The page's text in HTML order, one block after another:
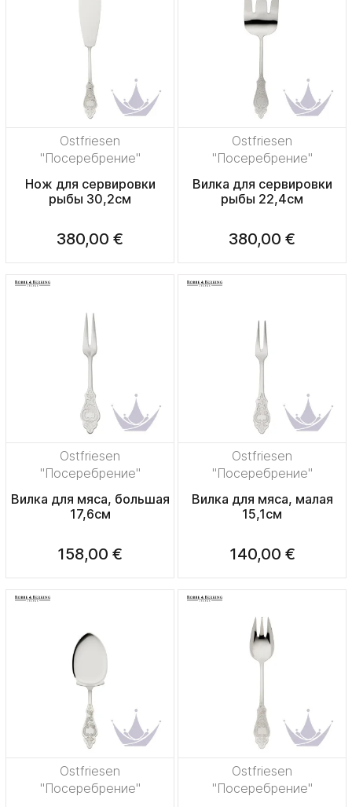
Ostfriesen
"Посеребрение"
Нож для сервировки
рыбы 30,2см
380,00 €
Ostfriesen
"Посеребрение"
Вилка для сервировки
рыбы 22,4см
380,00 €
Ostfriesen
"Посеребрение"
Вилка для мяса, большая
17,6см
158,00 €
Ostfriesen
"Посеребрение"
Вилка для мяса, малая
15,1см
140,00 €
Ostfriesen
"Посеребрение"
Ostfriesen
"Посеребрение"